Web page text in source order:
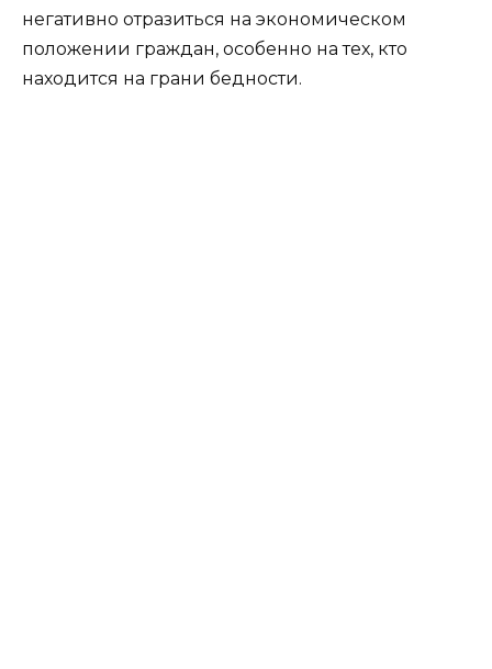
негативно отразиться на экономическом
положении граждан, особенно на тех, кто
находится на грани бедности.